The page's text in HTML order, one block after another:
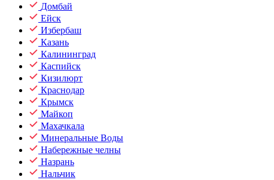
Домбай
Ейск
Избербаш
Казань
Калининград
Каспийск
Кизилюрт
Краснодар
Крымск
Майкоп
Махачкала
Минеральные Воды
Набережные челны
Назрань
Нальчик